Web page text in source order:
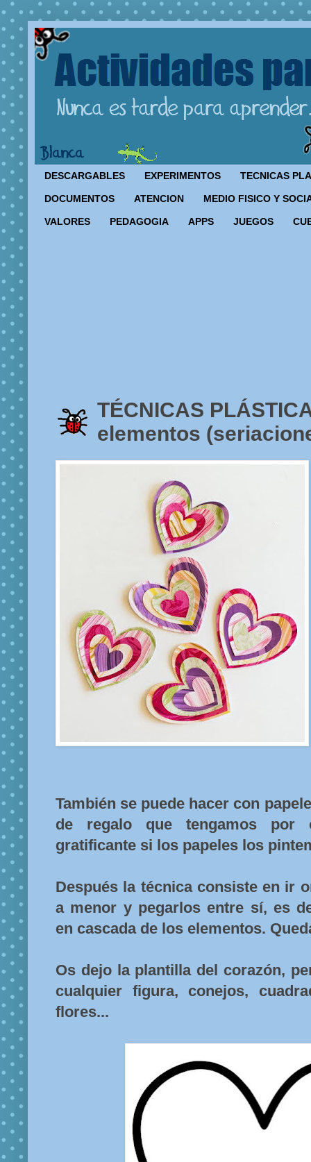
DESCARGABLES EXPERIMENTOS TECNICAS
DOCUMENTOS ATENCION MEDIO FISICO Y
VALORES PEDAGOGIA APPS JUEGOS
TÉCNICAS
elementos
También se puede hacer con
de regalo que tengamos por
gratificante si los papeles los
Después la técnica consiste en ir
a menor y pegarlos entre sí, es
en cascada de los elementos.
Os dejo la plantilla del corazón,
cualquier figura, conejos,
flores...